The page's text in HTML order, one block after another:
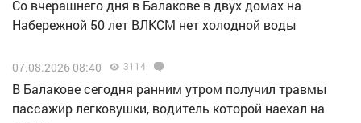
Со вчерашнего дня в Балакове в двух домах на
Набережной 50 лет ВЛКСМ нет холодной воды
07.08.2026 08:40 3114
В Балакове сегодня ранним утром получил травмы
пассажир легковушки, водитель которой наехал на